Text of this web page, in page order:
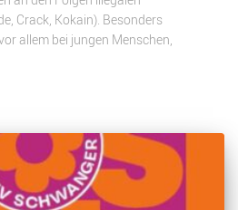
Crack, Kokain). Besonders
allem bei jungen Menschen,